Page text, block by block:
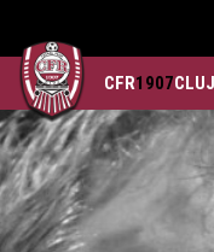
CFR1907CLUJ